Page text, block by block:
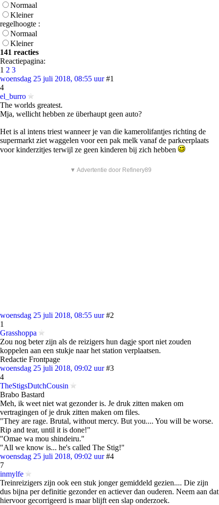
Normaal
Kleiner
regelhoogte :
Normaal
Kleiner
141 reacties
Reactiepagina:
1 2 3
woensdag 25 juli 2018, 08:55 uur #1
4
el_burro
The worlds greatest.
Mja, wellicht hebben ze überhaupt geen auto?
Het is al intens triest wanneer je van die kamerolifantjes richting de
supermarkt ziet waggelen voor een pak melk vanaf de parkeerplaats
voor kinderzitjes terwijl ze geen kinderen bij zich hebben
▼ Advertentie door Refinery89
woensdag 25 juli 2018, 08:55 uur #2
1
Grasshoppa
Zou nog beter zijn als de reizigers hun dagje sport niet zouden
koppelen aan een stukje naar het station verplaatsen.
Redactie Frontpage
woensdag 25 juli 2018, 09:02 uur #3
4
TheStigsDutchCousin
Brabo Bastard
Meh, ik weet niet wat gezonder is. Je druk zitten maken om
vertragingen of je druk zitten maken om files.
"They are rage. Brutal, without mercy. But you.... You will be worse.
Rip and tear, until it is done!"
"Omae wa mou shindeiru."
"All we know is... he's called The Stig!"
woensdag 25 juli 2018, 09:02 uur #4
7
inmylfe
Treinreizigers zijn ook een stuk jonger gemiddeld gezien.... Die zijn
dus bijna per definitie gezonder en actiever dan ouderen. Neem aan dat
hiervoor gecorrigeerd is maar blijft een slap onderzoek.